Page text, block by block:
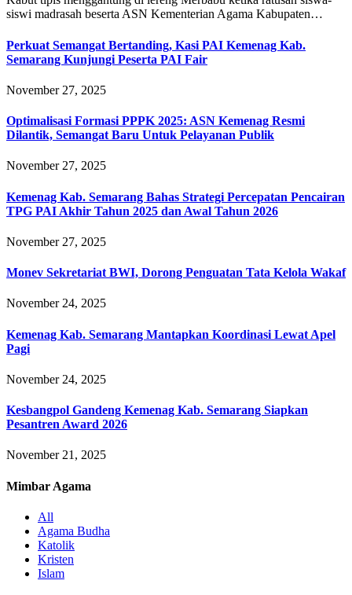
siswi madrasah beserta ASN Kementerian Agama Kabupaten…
Perkuat Semangat Bertanding, Kasi PAI Kemenag Kab.
Semarang Kunjungi Peserta PAI Fair
November 27, 2025
Optimalisasi Formasi PPPK 2025: ASN Kemenag Resmi
Dilantik, Semangat Baru Untuk Pelayanan Publik
November 27, 2025
Kemenag Kab. Semarang Bahas Strategi Percepatan Pencairan
TPG PAI Akhir Tahun 2025 dan Awal Tahun 2026
November 27, 2025
Monev Sekretariat BWI, Dorong Penguatan Tata Kelola Wakaf
November 24, 2025
Kemenag Kab. Semarang Mantapkan Koordinasi Lewat Apel
Pagi
November 24, 2025
Kesbangpol Gandeng Kemenag Kab. Semarang Siapkan
Pesantren Award 2026
November 21, 2025
Mimbar Agama
All
Agama Budha
Katolik
Kristen
Islam